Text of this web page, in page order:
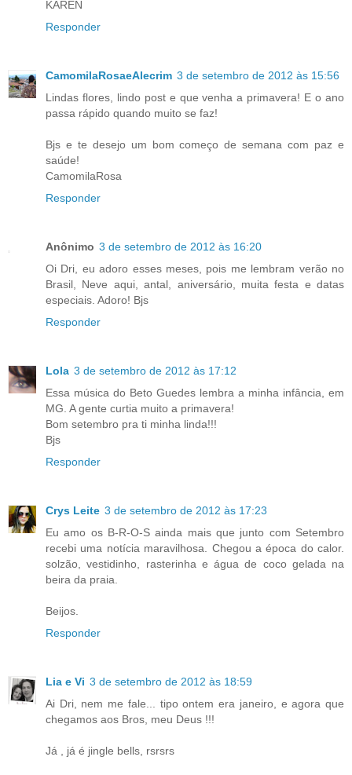
KÁREN
Responder
CamomilaRosaeAlecrim 3 de setembro de 2012 às 15:56
Lindas flores, lindo post e que venha a primavera! E o ano
passa rápido quando muito se faz!
Bjs e te desejo um bom começo de semana com paz e
saúde!
CamomilaRosa
Responder
Anônimo 3 de setembro de 2012 às 16:20
Oi Dri, eu adoro esses meses, pois me lembram verão no
Brasil, Neve aqui, antal, aniversário, muita festa e datas
especiais. Adoro! Bjs
Responder
Lola 3 de setembro de 2012 às 17:12
Essa música do Beto Guedes lembra a minha infância, em
MG. A gente curtia muito a primavera!
Bom setembro pra ti minha linda!!!
Bjs
Responder
Crys Leite 3 de setembro de 2012 às 17:23
Eu amo os B-R-O-S ainda mais que junto com Setembro
recebi uma notícia maravilhosa. Chegou a época do calor.
solzão, vestidinho, rasterinha e água de coco gelada na
beira da praia.
Beijos.
Responder
Lia e Vi 3 de setembro de 2012 às 18:59
Ai Dri, nem me fale... tipo ontem era janeiro, e agora que
chegamos aos Bros, meu Deus !!!
Já , já é jingle bells, rsrsrs